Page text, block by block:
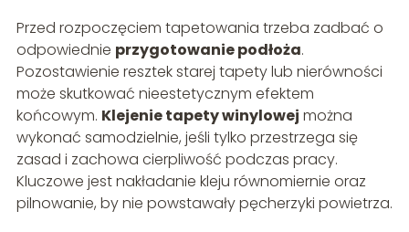
Przed rozpoczęciem tapetowania trzeba zadbać o
odpowiednie przygotowanie podłoża.
Pozostawienie resztek starej tapety lub nierówności
może skutkować nieestetycznym efektem
końcowym. Klejenie tapety winylowej można
wykonać samodzielnie, jeśli tylko przestrzega się
zasad i zachowa cierpliwość podczas pracy.
Kluczowe jest nakładanie kleju równomiernie oraz
pilnowanie, by nie powstawały pęcherzyki powietrza.